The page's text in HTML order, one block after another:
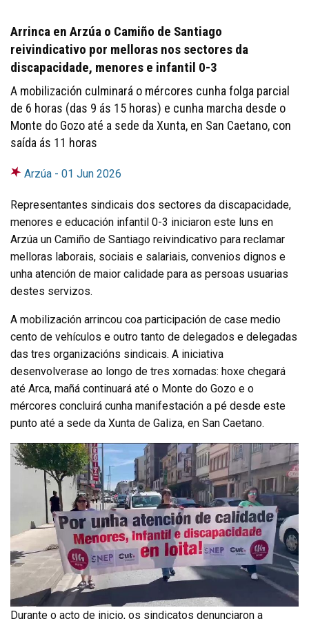
Arrinca en Arzúa o Camiño de Santiago
reivindicativo por melloras nos sectores da
discapacidade, menores e infantil 0-3
A mobilización culminará o mércores cunha folga parcial
de 6 horas (das 9 ás 15 horas) e cunha marcha desde o
Monte do Gozo até a sede da Xunta, en San Caetano, con
saída ás 11 horas
Arzúa - 01 Jun 2026
Representantes sindicais dos sectores da discapacidade,
menores e educación infantil 0-3 iniciaron este luns en
Arzúa un Camiño de Santiago reivindicativo para reclamar
melloras laborais, sociais e salariais, convenios dignos e
unha atención de maior calidade para as persoas usuarias
destes servizos.
A mobilización arrincou coa participación de case medio
cento de vehículos e outro tanto de delegados e delegadas
das tres organizacións sindicais. A iniciativa
desenvolverase ao longo de tres xornadas: hoxe chegará
até Arca, mañá continuará até o Monte do Gozo e o
mércores concluirá cunha manifestación a pé desde este
punto até a sede da Xunta de Galiza, en San Caetano.
Durante o acto de inicio, os sindicatos denunciaron a